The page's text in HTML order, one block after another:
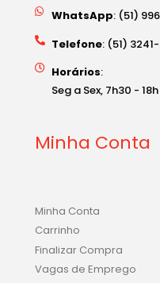
WhatsApp: (51)
Telefone: (51)
Horários:
Seg a Sex, 7h30 -
Minha Conta
Minha Conta
Carrinho
Finalizar Compra
Vagas de Emprego